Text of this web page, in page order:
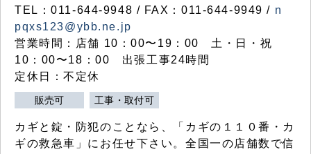
TEL：011-644-9948 / FAX：011-644-9949 / n
pqxs123@ybb.ne.jp
営業時間：店舗 10：00〜19：00 土・日・祝
10：00〜18：00 出張工事24時間
定休日：不定休
販売可 工事・取付可
カギと錠・防犯のことなら、「カギの１１０番・カ
ギの救急車」にお任せ下さい。全国一の店舗数で信